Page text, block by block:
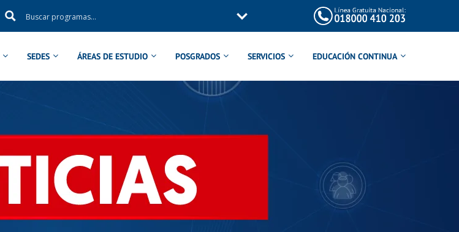
SEDES ÁREAS DE ESTUDIO POSGRADOS SERVICIOS EDUCACIÓN CONTINUA